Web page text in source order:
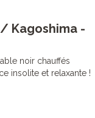
Kagoshima -
noir chauffés
insolite et relaxante !